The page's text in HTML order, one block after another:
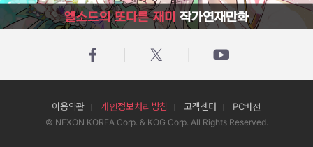
이용약관 개인정보처리방침 고객센터 PC버전
© NEXON KOREA Corp. & KOG Corp. All Rights Reserved.